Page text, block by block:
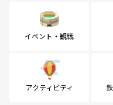
イベント・観戦
アクティビティ